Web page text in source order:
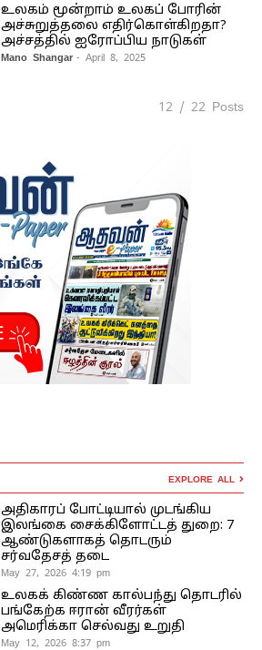
உலகம் மூன்றாம் உலகப் போரின்
அச்சுறுத்தலை எதிர்கொள்கிறதா?
அச்சத்தில் ஐரோப்பிய நாடுகள்
Mano Shangar - April 8, 2025
12 / 22 Posts
EXPLORE ALL
அதிகாரப் போட்டியால் முடங்கிய
இலங்கை சைக்கிளோட்டத் துறை: 7
ஆண்டுகளாகத் தொடரும்
சர்வதேசத் தடை
May 27, 2026 4:19 pm
உலகக் கிண்ண கால்பந்து தொடரில்
பங்கேற்க ஈரான் வீரர்கள்
அமெரிக்கா செல்வது உறுதி
May 12, 2026 8:37 pm